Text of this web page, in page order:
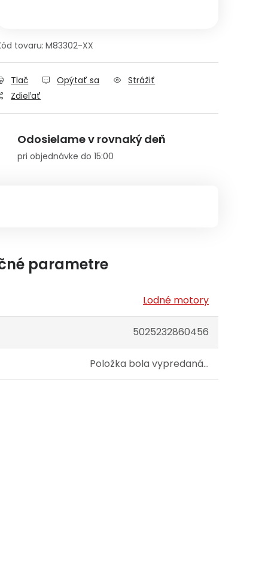
tovaru: M83302-XX
Tlač Opýtať sa
Strážiť
Zdieľať
Odosielame v rovnaký deň
pri objednávke do 15:00
parametre
Lodné motory
5025232860456
Položka bola vypredaná…